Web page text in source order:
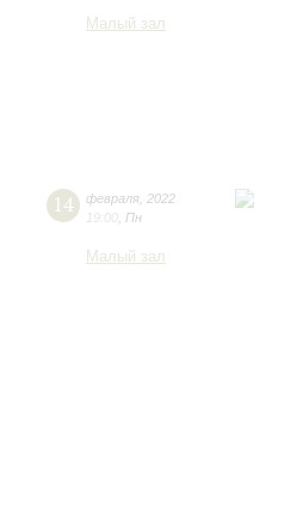
Малый зал
14 февраля 2022
19:00 Пн
Малый зал